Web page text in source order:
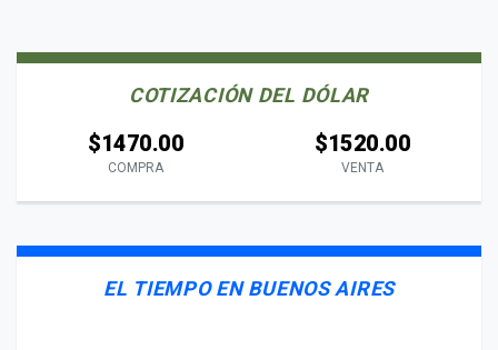
COTIZACIÓN DEL DÓLAR
$1470.00
COMPRA
$1520.00
VENTA
EL TIEMPO EN BUENOS AIRES